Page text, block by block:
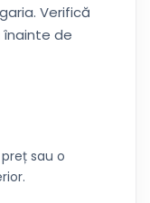
Verifică
înainte de
sau o